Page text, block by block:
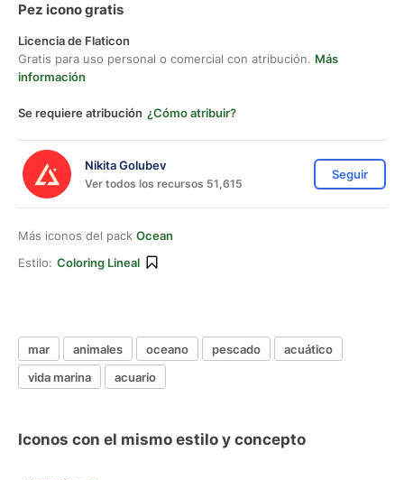
Pez icono gratis
Licencia de Flaticon
Gratis para uso personal o comercial con atribución. Más
información
Se requiere atribución ¿Cómo atribuir?
Nikita Golubev
Ver todos los recursos 51,615
Seguir
Más iconos del pack Ocean
Estilo: Coloring Lineal
mar animales oceano pescado
acuático
vida marina
acuario
Iconos con el mismo estilo y concepto